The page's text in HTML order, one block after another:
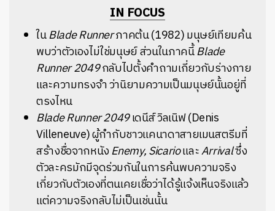
IN FOCUS
ในBlade Runnerภาคต้น (1982) มนุษย์เทียมค้น
พบว่าตัวเองไม่ใช่มนุษย์ ส่วนในภาคนี้Blade
Runner 2049กลับไปตั้งคำถามเกี่ยวกับร่างกาย
และความทรงจำ ว่านิยามความเป็นมนุษย์นั้นอยู่ที่
ตรงไหน
Blade Runner 2049เดนีส์ วิลเนิฟ (Denis
Villeneuve) ผู้กำกับชาวแคนาดาสายเมนสตรีมที่
สร้างชื่อจากหนังEnemy, SicarioและArrivalซึ่ง
ตัวละครมักมีจุดร่วมกันในการค้นพบความจริง
เกี่ยวกับตัวเองที่ตนเคยเชื่อว่าได้รู้แจ้งเห็นจริงแล้ว
แต่ความจริงกลับไม่เป็นเช่นนั้น